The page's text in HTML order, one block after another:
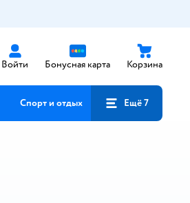
Войти Бонусная карта Корзина
Спорт и отдых Ещё 7